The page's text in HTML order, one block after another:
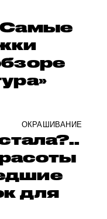
Самые
ОКРАШИВАНИЕ
для